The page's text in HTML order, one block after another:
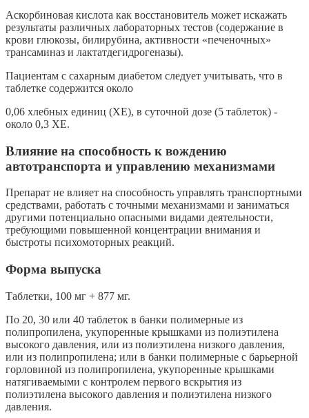
Аскорбиновая кислота как восстановитель может искажать
результаты различных лабораторных тестов (содержание в
крови глюкозы, билирубина, активности «печеночных»
трансаминаз и лактатдегидрогеназы).
Пациентам с сахарным диабетом следует учитывать, что в
таблетке содержится около
0,06 хлебных единиц (ХЕ), в суточной дозе (5 таблеток) -
около 0,3 ХЕ.
Влияние на способность к вождению
автотранспорта и управлению механизмами
Препарат не влияет на способность управлять транспортными
средствами, работать с точными механизмами и заниматься
другими потенциально опасными видами деятельности,
требующими повышенной концентрации внимания и
быстроты психомоторных реакций.
Форма выпуска
Таблетки, 100 мг + 877 мг.
По 20, 30 или 40 таблеток в банки полимерные из
полипропилена, укупоренные крышками из полиэтилена
высокого давления, или из полиэтилена низкого давления,
или из полипропилена; или в банки полимерные с барьерной
горловиной из полипропилена, укупоренные крышками
натягиваемыми с контролем первого вскрытия из
полиэтилена высокого давления и полиэтилена низкого
давления.